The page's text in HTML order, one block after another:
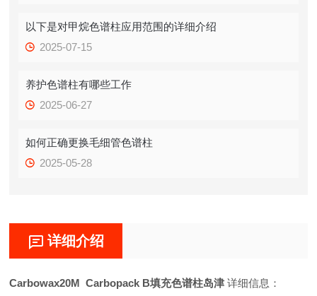
以下是对甲烷色谱柱应用范围的详细介绍
2025-07-15
养护色谱柱有哪些工作
2025-06-27
如何正确更换毛细管色谱柱
2025-05-28
详细介绍
Carbowax20M Carbopack B填充色谱柱岛津 详细信息：